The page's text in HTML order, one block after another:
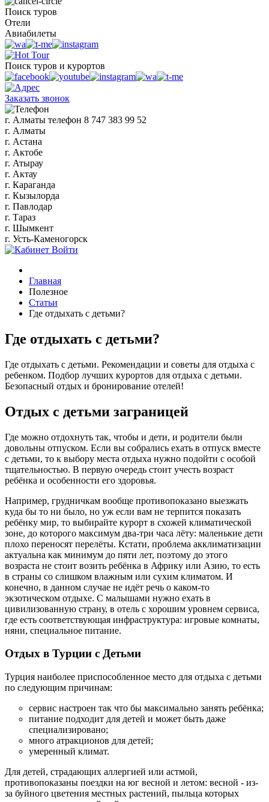
Поиск туров
Отели
Авиабилеты
Поиск туров и курортов
Заказать звонок
г. Алматы телефон 8 747 383 99 52
г. Алматы
г. Астана
г. Актобе
г. Атырау
г. Актау
г. Караганда
г. Кызылорда
г. Павлодар
г. Тараз
г. Шымкент
г. Усть-Каменогорск
Войти
Главная
Полезное
Статьи
Где отдыхать с детьми?
Где отдыхать с детьми?
Где отдыхать с детьми. Рекомендации и советы для отдыха с
ребенком. Подбор лучших курортов для отдыха с детьми.
Безопасный отдых и бронирование отелей!
Отдых с детьми заграницей
Где можно отдохнуть так, чтобы и дети, и родители были
довольны отпуском. Если вы собрались ехать в отпуск вместе
с детьми, то к выбору места отдыха нужно подойти с особой
тщательностью. В первую очередь стоит учесть возраст
ребёнка и особенности его здоровья.
Например, грудничкам вообще противопоказано выезжать
куда бы то ни было, но уж если вам не терпится показать
ребёнку мир, то выбирайте курорт в схожей климатической
зоне, до которого максимум два-три часа лёту: маленькие дети
плохо переносят перелёты. Кстати, проблема акклиматизации
актуальна как минимум до пяти лет, поэтому до этого
возраста не стоит возить ребёнка в Африку или Азию, то есть
в страны со слишком влажным или сухим климатом. И
конечно, в данном случае не идёт речь о каком-то
экзотическом отдыхе. С малышами нужно ехать в
цивилизованную страну, в отель с хорошим уровнем сервиса,
где есть соответствующая инфраструктура: игровые комнаты,
няни, специальное питание.
Отдых в Турции с Детьми
Турция наиболее приспособленное место для отдыха с детьми
по следующим причинам:
сервис настроен так что бы максимально занять ребёнка;
питание подходит для детей и может быть даже
специализировано;
много атракционов для детей;
умеренный климат.
Для детей, страдающих аллергией или астмой,
противопоказаны поездки на юг весной и летом: весной - из-
за буйного цветения местных растений, пыльца которых